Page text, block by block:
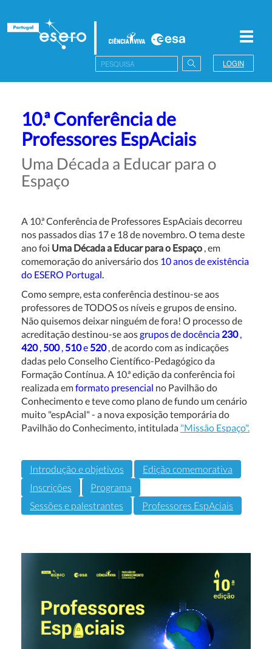
LOGIN
10.ª Conferência de
Professores EspAciais
Uma Década a Educar para o
Espaço
A 10.ª Conferência de Professores EspAciais decorreu
nos passados dias 17 e 18 de novembro. O tema deste
ano foi Uma Década a Educar para o Espaço , em
comemoração do aniversário dos 10 anos de existência
do ESERO Portugal.
Como sempre, esta conferência destinou-se aos
professores de TODOS os níveis e grupos de ensino.
Não quisemos deixar ninguém de fora! O processo de
acreditação destinou-se aosgrupos de docência 230,
420, 500, 510e 520, de acordo com as indicações
dadas pelo Conselho Científico-Pedagógico da
Formação Contínua. A 10.ª edição da conferência foi
realizada emformato presencial no Pavilhão do
Conhecimento e teve como plano de fundo um cenário
muito "espAcial" - a nova exposição temporária do
Pavilhão do Conhecimento, intitulada "Missão Espaço".
Introdução e objetivos
Edição comemorativa
Inscrições
Programa
Sessões e palestrantes
Professores EspAciais